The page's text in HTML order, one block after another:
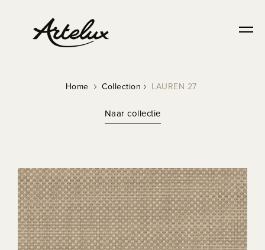
Home Collection LAUREN 27
Naar collectie